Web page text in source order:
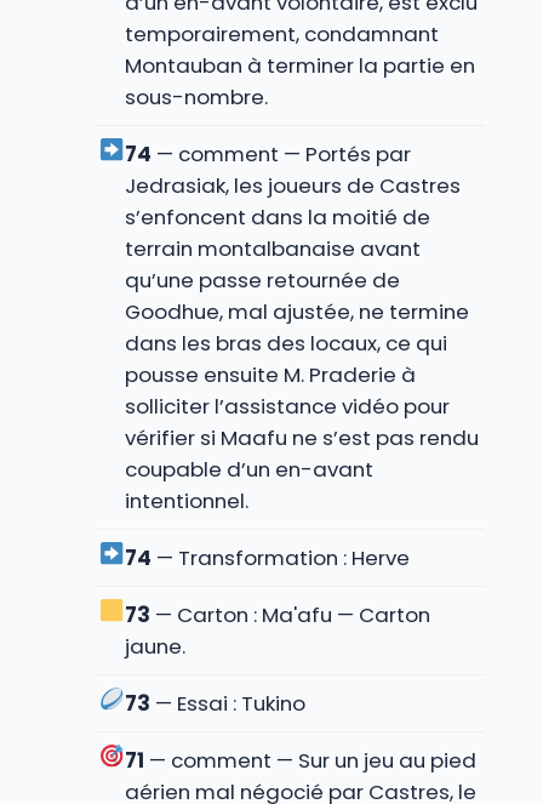
temporairement, condamnant
Montauban à terminer la partie en
sous-nombre.
74 — comment — Portés par
Jedrasiak, les joueurs de Castres
s’enfoncent dans la moitié de
terrain montalbanaise avant
qu’une passe retournée de
Goodhue, mal ajustée, ne termine
dans les bras des locaux, ce qui
pousse ensuite M. Praderie à
solliciter l’assistance vidéo pour
vérifier si Maafu ne s’est pas rendu
coupable d’un en-avant
intentionnel.
74 — Transformation : Herve
73 — Carton : Ma'afu — Carton
jaune.
73 — Essai : Tukino
71 — comment — Sur un jeu au pied
aérien mal négocié par Castres, le